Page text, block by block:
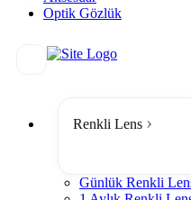
Optik Gözlük
Renkli Lens
Günlük Renkli